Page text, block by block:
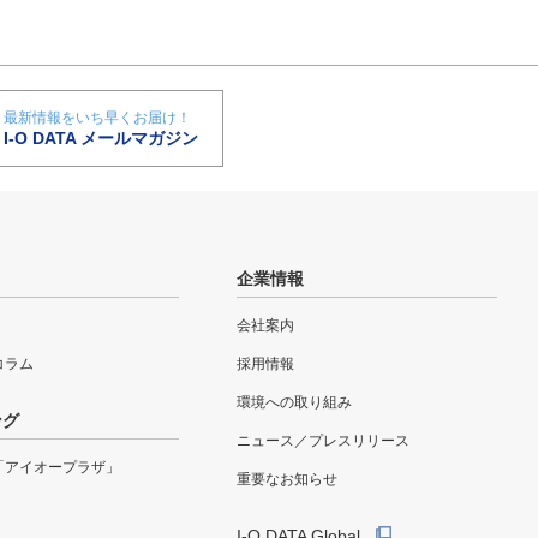
最新情報をいち早くお届け！
I-O DATA メールマガジン
ラム
イオープラザ」
企業情報
会社案内
採用情報
環境への取り組み
ニュース／プレスリリース
重要なお知らせ